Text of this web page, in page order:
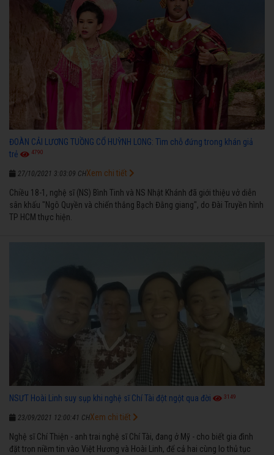
ĐOÀN CẢI LƯƠNG TUỒNG CỔ HUỲNH LONG: Tìm chỗ đứng trong khán giả
trẻ
4790
27/10/2021 3:03:09 CH
Chiều 18-1, nghệ sĩ (NS) Bình Tinh và NS Nhật Khánh đã giới thiệu vở diễn
sân khấu "Ngô Quyền và chiến thắng Bạch Đằng giang", do Đài Truyền hình
TP HCM thực hiện.
Xem chi tiết
NSƯT Hoài Linh suy sụp khi nghệ sĩ Chí Tài đột ngột qua đời 3149
23/09/2021 12:00:41 CH
Nghệ sĩ Chí Thiện - anh trai nghệ sĩ Chí Tài, đang ở Mỹ - cho biết gia đình
đặt trọn niềm tin vào Việt Hương và Hoài Linh, để cả hai cùng lo thủ tục
Xem chi tiết